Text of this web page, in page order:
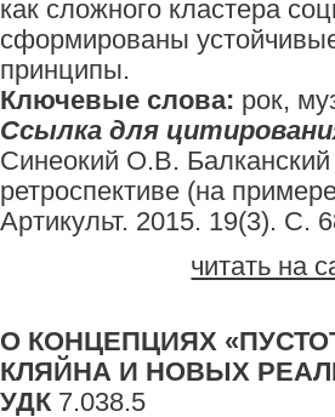
как сложного кластера
сформированы
принципы.
Ключевые слова: рок,
Ссылка для
Синеокий О.В.
ретроспективе (на
Артикульт. 2015. 19(3). С.
читать на
О КОНЦЕПЦИЯХ
КЛЯЙНА И НОВЫХ
УДК7.038.5